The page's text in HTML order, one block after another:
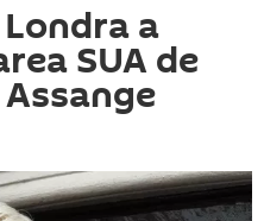
a
SUA de